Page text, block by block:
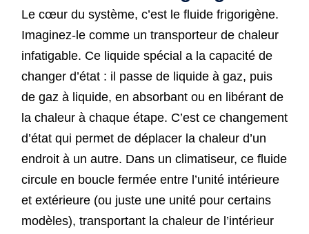
Le cœur du système, c’est le fluide frigorigène.
Imaginez-le comme un transporteur de chaleur
infatigable. Ce liquide spécial a la capacité de
changer d’état : il passe de liquide à gaz, puis
de gaz à liquide, en absorbant ou en libérant de
la chaleur à chaque étape. C’est ce changement
d’état qui permet de déplacer la chaleur d’un
endroit à un autre. Dans un climatiseur, ce fluide
circule en boucle fermée entre l’unité intérieure
et extérieure (ou juste une unité pour certains
modèles), transportant la chaleur de l’intérieur